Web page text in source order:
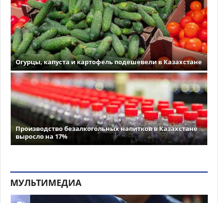
Огурцы, капуста и картофель подешевели в Казахстане
Производство безалкогольных напитков в Казахстане
выросло на 17%
МУЛЬТИМЕДИА